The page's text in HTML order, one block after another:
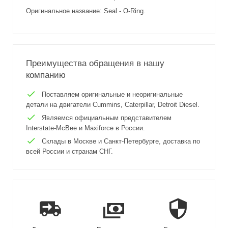
Оригинальное название: Seal - O-Ring.
Преимущества обращения в нашу
компанию
Поставляем оригинальные и неоригинальные
детали на двигатели Cummins, Caterpillar, Detroit Diesel.
Являемся официальным представителем
Interstate-McBee и Maxiforce в России.
Склады в Москве и Санкт-Петербурге, доставка по
всей России и странам СНГ.